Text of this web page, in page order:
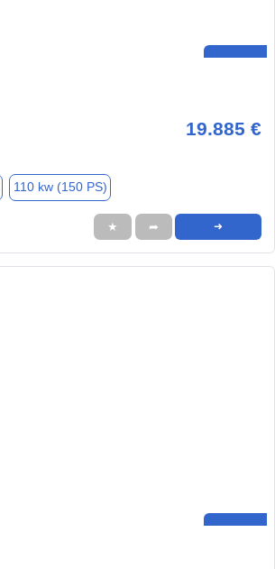
19.885 €
110 kw (150 PS)
★ ➦ ➜